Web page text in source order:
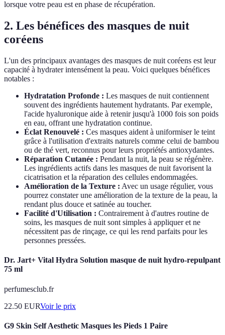
lorsque votre peau est en phase de récupération.
2. Les bénéfices des masques de nuit
coréens
L'un des principaux avantages des masques de nuit coréens est leur
capacité à hydrater intensément la peau. Voici quelques bénéfices
notables :
Hydratation Profonde : Les masques de nuit contiennent
souvent des ingrédients hautement hydratants. Par exemple,
l'acide hyaluronique aide à retenir jusqu'à 1000 fois son poids
en eau, offrant une hydratation continue.
Éclat Renouvelé : Ces masques aident à uniformiser le teint
grâce à l'utilisation d'extraits naturels comme celui de bambou
ou de thé vert, reconnus pour leurs propriétés antioxydantes.
Réparation Cutanée : Pendant la nuit, la peau se régénère.
Les ingrédients actifs dans les masques de nuit favorisent la
cicatrisation et la réparation des cellules endommagées.
Amélioration de la Texture : Avec un usage régulier, vous
pourrez constater une amélioration de la texture de la peau, la
rendant plus douce et satinée au toucher.
Facilité d'Utilisation : Contrairement à d'autres routine de
soins, les masques de nuit sont simples à appliquer et ne
nécessitent pas de rinçage, ce qui les rend parfaits pour les
personnes pressées.
Dr. Jart+ Vital Hydra Solution masque de nuit hydro-repulpant
75 ml
perfumesclub.fr
22.50 EURVoir le prix
G9 Skin Self Aesthetic Masques les Pieds 1 Paire